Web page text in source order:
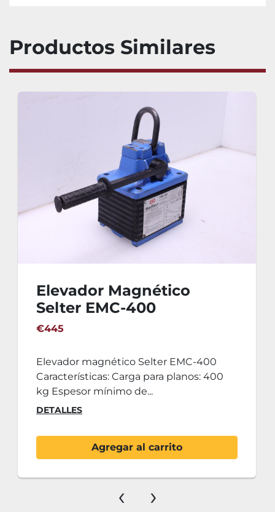
Productos Similares
Elevador Magnético
Selter EMC-400
€445
Elevador magnético Selter EMC-400
Características: Carga para planos: 400
kg Espesor mínimo de...
DETALLES
Agregar al carrito
‹ ›